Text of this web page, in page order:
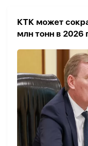
КТК может
млн тонн в 2026